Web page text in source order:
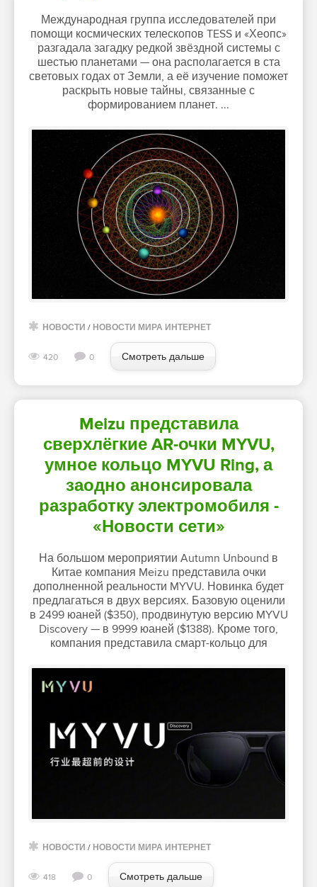
Международная группа исследователей при
помощи космических телескопов TESS и «Хеопс»
разгадала загадку редкой звёздной системы с
шестью планетами — она располагается в ста
световых годах от Земли, а её изучение поможет
раскрыть новые тайны, связанные с
формированием планет. ...
НОВОСТИ / НОВОСТИ МИРА ИНТЕРНЕТ
420 0 Смотреть дальше
Meizu представила
сверхлёгкие AR-очки MYVU,
умное кольцо MYVU Ring, а
заодно анонсировала
разработку электромобиля -
«Новости сети»
На большом мероприятии Autumn Unbound в
Китае компания Meizu представила очки
дополненной реальности MYVU. Новинка будет
предлагаться в двух версиях. Базовую оценили
в 2499 юаней ($350), продвинутую версию MYVU
Discovery — в 9999 юаней ($1388). Кроме того,
компания представила смарт-кольцо для
НОВОСТИ / НОВОСТИ МИРА ИНТЕРНЕТ
418 0 Смотреть дальше